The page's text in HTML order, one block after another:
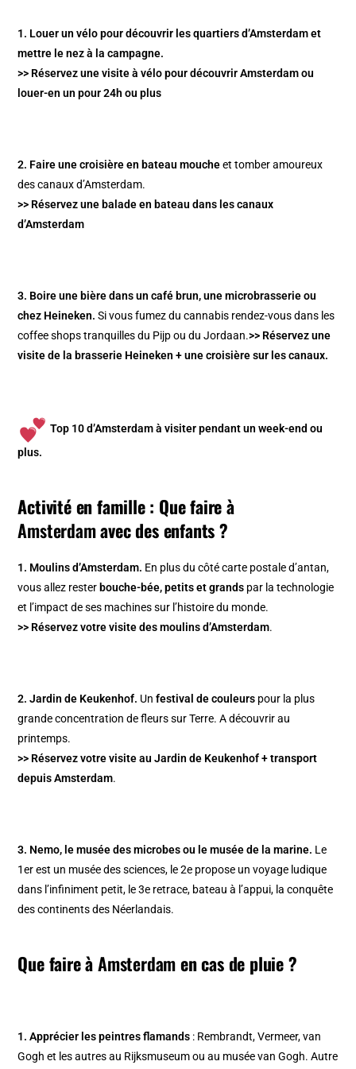
1. Louer un vélopour découvrir les quartiers d’Amsterdam et
mettre le nez à la campagne.
>> Réservez une visite à vélo pour découvrir Amsterdamou
louer-en un pour 24h ou plus
2. Faire une croisière en bateau moucheet tomber amoureux
descanaux d’Amsterdam.
>> Réservez une balade en bateau dans les canaux
d’Amsterdam
3. Boire une bière dans uncafé brun, unemicrobrasserieou
chez Heineken.Si vous fumez du cannabis rendez-vous dans les
coffee shops tranquilles du Pijpou duJordaan.>> Réservez une
visite de la brasserie Heineken + une croisière sur les canaux.
Top 10 d’Amsterdam à visiter pendant un week-end ou
plus.
Activité en famille : Que faire à
Amsterdamavec des enfants ?
1. Moulins d’Amsterdam. En plus du côté carte postale d’antan,
vous allez rester bouche-bée, petits et grands par la technologie
et l’impact de ses machines sur l’histoire du monde.
>> Réservez votre visite des moulins d’Amsterdam.
2. Jardin de Keukenhof. Unfestival de couleurs pour la plus
grande concentration de fleurs sur Terre. A découvrir au
printemps.
>> Réservez votre visite au Jardin de Keukenhof + transport
depuis Amsterdam.
3. Nemo, lemusée des microbesou lemusée de la marine. Le
1er est un musée des sciences, le 2e propose un voyage ludique
dans l’infiniment petit, le 3e retrace, bateau à l’appui, la conquête
des continents des Néerlandais.
Que faire àAmsterdamen cas de pluie ?
1. Apprécier les peintres flamands : Rembrandt, Vermeer, van
Gogh et les autres au Rijksmuseumou au musée van Gogh. Autre